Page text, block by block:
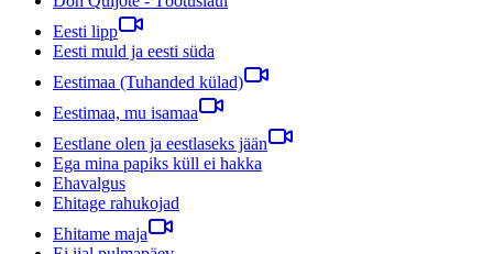
Eesti lipp
Eesti muld ja eesti süda
Eestimaa (Tuhanded külad)
Eestimaa, mu isamaa
Eestlane olen ja eestlaseks jään
Ega mina papiks küll ei hakka
Ehavalgus
Ehitage rahukojad
Ehitame maja